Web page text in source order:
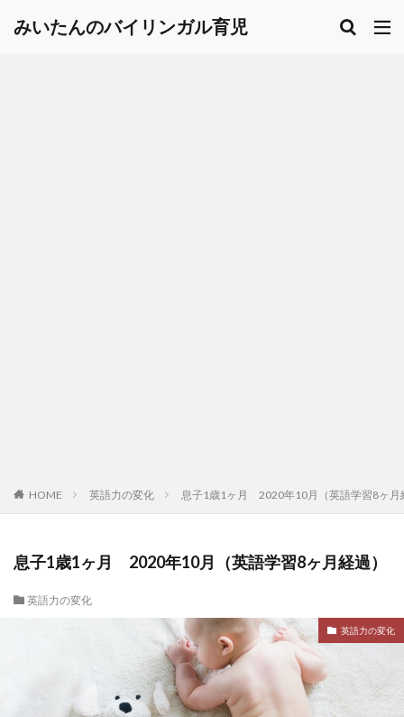
みいたんのバイリンガル育児
HOME 英語力の変化 息子1歳1ヶ月 2020年10月（英語学習8ヶ月
息子1歳1ヶ月 2020年10月（英語学習8ヶ月経過）
英語力の変化
英語力の変化